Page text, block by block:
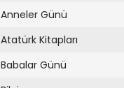
Anneler Günü
Atatürk Kitapları
Babalar Günü